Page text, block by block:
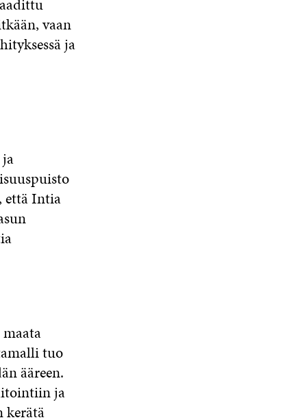
vaan
ja
että Intia
tuo
ääreen.
ja
kerätä